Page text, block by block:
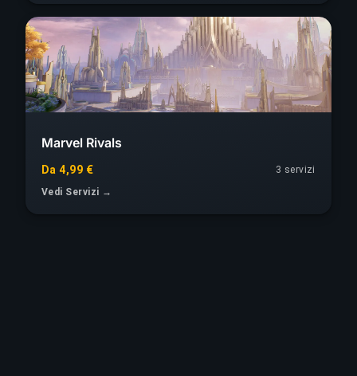
Marvel Rivals
Da 4,99 €
3 servizi
Vedi Servizi →